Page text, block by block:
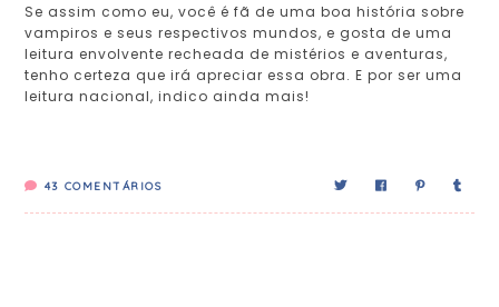
Se assim como eu, você é fã de uma boa história sobre
vampiros e seus respectivos mundos, e gosta de uma
leitura envolvente recheada de mistérios e aventuras,
tenho certeza que irá apreciar essa obra. E por ser uma
leitura nacional, indico ainda mais!
43 COMENTÁRIOS